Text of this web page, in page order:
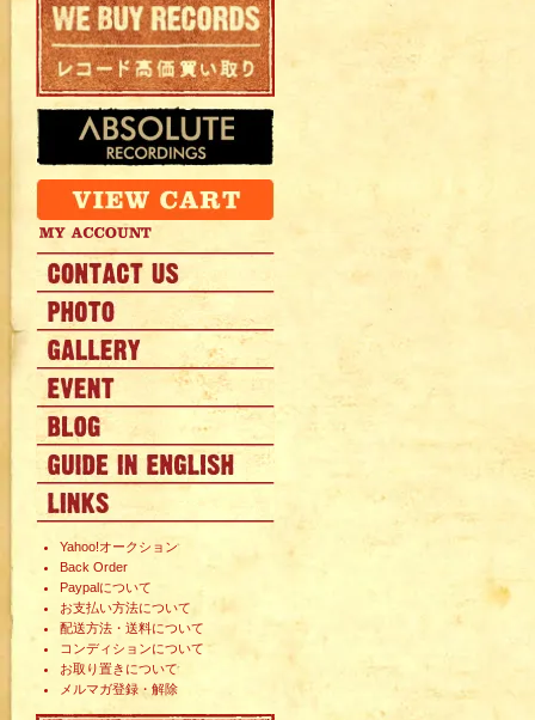
Yahoo!オークション
Back Order
Paypalについて
お支払い方法について
配送方法・送料について
コンディションについて
お取り置きについて
メルマガ登録・解除